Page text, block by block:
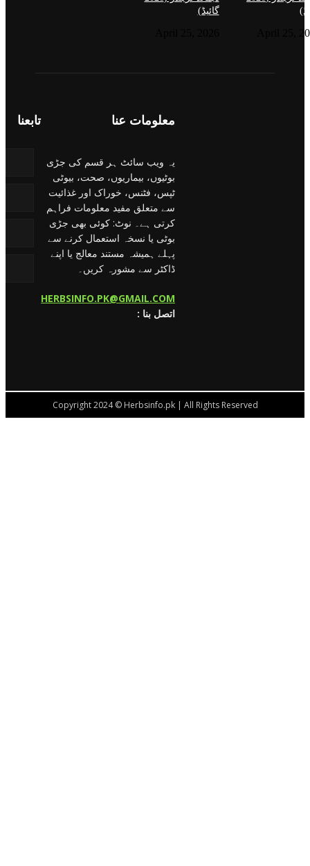
April 25,
گائیڈ)
معلومات عنا
یہ ویب سائٹ ہر قسم کی جڑی
بوٹیوں، بیماریوں، صحت، بیوٹی
ٹپس، فٹنس، خوراک اور غذائیت
سے متعلق مفید معلومات فراہم
کرتی ہے۔ نوٹ: کوئی بھی جڑی
بوٹی یا نسخہ استعمال کرنے سے
پہلے ہمیشہ مستند معالج یا اپنے
ڈاکٹر سے مشورہ کریں۔
HERBSINFO.PK@GMAIL.COM
: اتصل بنا
تابعنا
Copyright 2024 © Herbsinfo.pk | All Rights Reserved